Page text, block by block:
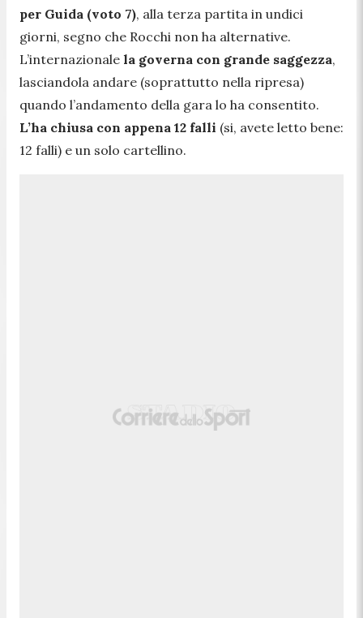
per Guida (voto 7), alla terza partita in undici
giorni, segno che Rocchi non ha alternative.
L’internazionale la governa con grande saggezza,
lasciandola andare (soprattutto nella ripresa)
quando l’andamento della gara lo ha consentito.
L’ha chiusa con appena 12 falli (si, avete letto bene:
12 falli) e un solo cartellino.